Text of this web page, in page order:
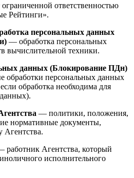
ответственностью
Рейтинги».
персональных данных
— обработка персональных
вычислительной техники.
данных (Блокирование ПДн)
обработки персональных данных
обработка необходима для
— политики, положения,
нормативные документы,
Агентства.
работник Агентства, который
исполнительного